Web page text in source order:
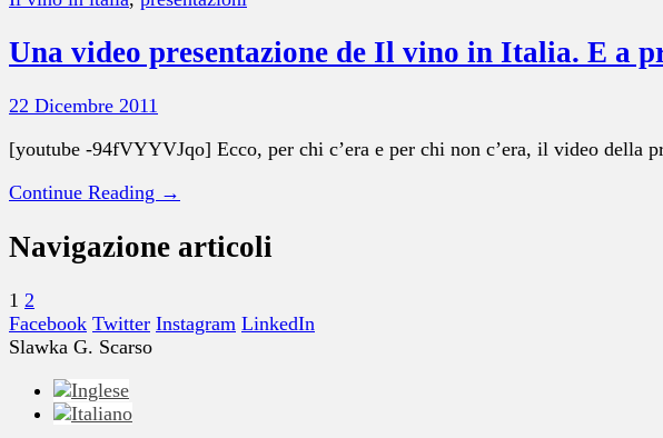
Una video presentazione de Il vino in Italia. E a
22 Dicembre 2011
[youtube -94fVYYVJqo] Ecco, per chi c’era e per chi non c’era, il video della
Continue Reading →
Navigazione articoli
1 2
Facebook Twitter Instagram LinkedIn
Slawka G. Scarso